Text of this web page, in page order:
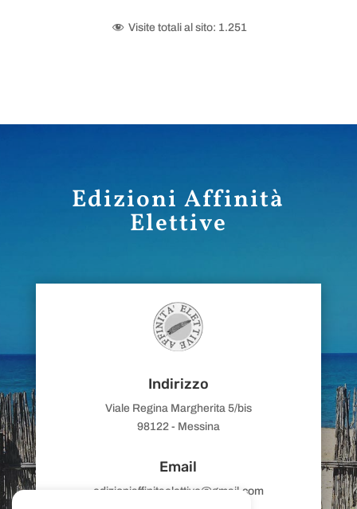
Visite totali al sito: 1.251
Edizioni Affinità
Elettive
Indirizzo
Viale Regina Margherita 5/bis
98122 - Messina
Email
edizioniaffinitaelettive@gmail.com